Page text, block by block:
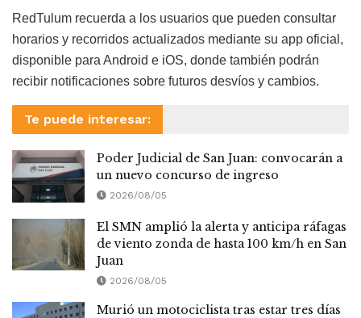
RedTulum recuerda a los usuarios que pueden consultar
horarios y recorridos actualizados mediante su app oficial,
disponible para Android e iOS, donde también podrán
recibir notificaciones sobre futuros desvíos y cambios.
Te puede interesar:
Poder Judicial de San Juan: convocarán a
un nuevo concurso de ingreso
2026/08/05
El SMN amplió la alerta y anticipa ráfagas
de viento zonda de hasta 100 km/h en San
Juan
2026/08/05
Murió un motociclista tras estar tres días